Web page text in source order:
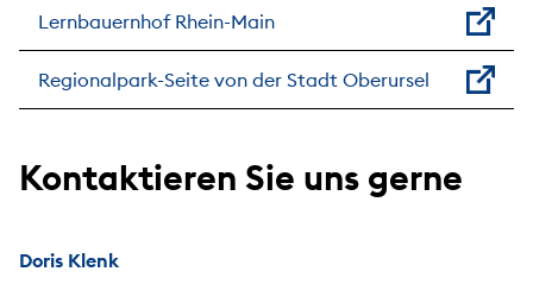
Lernbauernhof Rhein-Main
Regionalpark-Seite von der Stadt Oberursel
Kontaktieren Sie uns gerne
Doris Klenk